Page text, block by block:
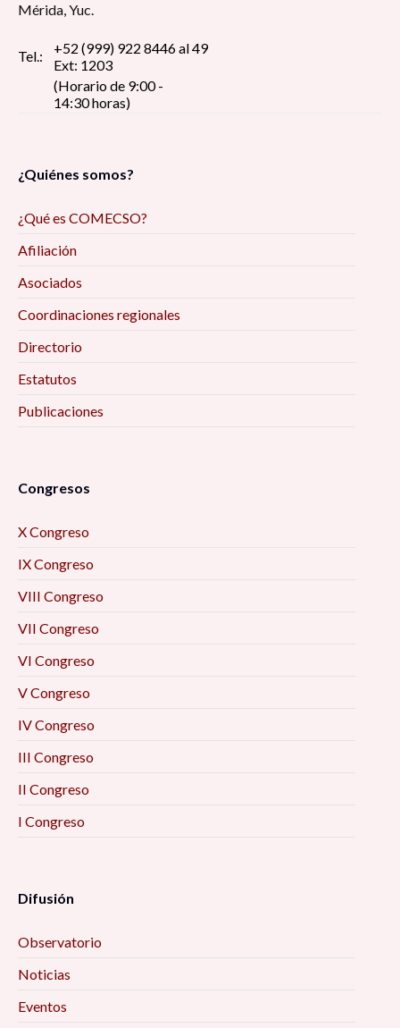
Mérida, Yuc.
Tel.:
+52 (999) 922 8446 al 49
Ext: 1203
(Horario de 9:00 -
14:30 horas)
¿Quiénes somos?
¿Qué es COMECSO?
Afiliación
Asociados
Coordinaciones regionales
Directorio
Estatutos
Publicaciones
Congresos
X Congreso
IX Congreso
VIII Congreso
VII Congreso
VI Congreso
V Congreso
IV Congreso
III Congreso
II Congreso
I Congreso
Difusión
Observatorio
Noticias
Eventos